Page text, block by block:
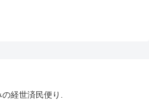
経世済民便り.